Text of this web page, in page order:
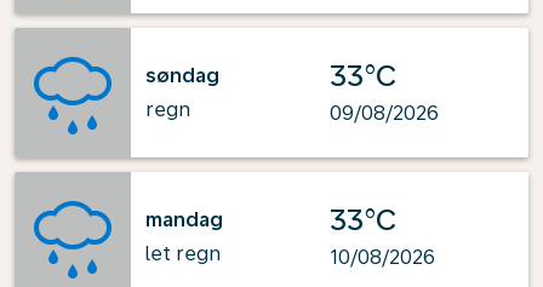
søndag
regn
33°C
09/08/2026
mandag
let regn
33°C
10/08/2026